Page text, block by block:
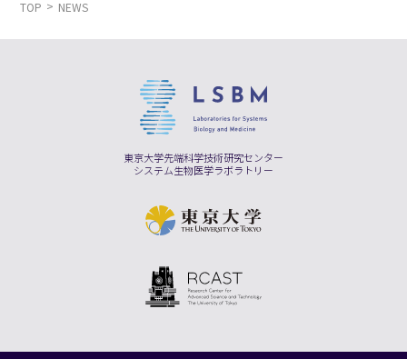
TOP NEWS
東京大学先端科学技術研究センター
システム生物医学ラボラトリー